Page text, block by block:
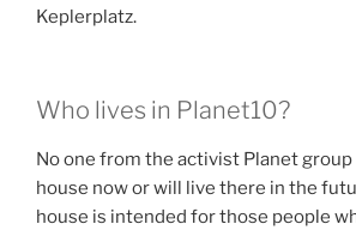
Keplerplatz.
Who lives in Planet10?
No one from the activist Planet
house now or will live there in the
house is intended for those people